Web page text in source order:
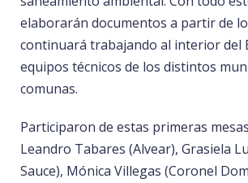
elaborarán documentos a partir de
continuará trabajando al interior del
equipos técnicos de los distintos
comunas.
Participaron de estas primeras
Leandro Tabares (Alvear), Grasiela
Sauce), Mónica Villegas (Coronel